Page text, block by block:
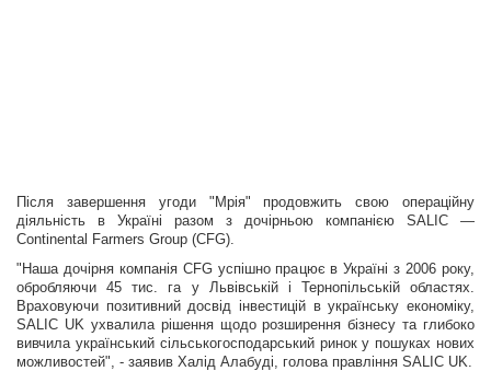
Після завершення угоди "Мрія" продовжить свою операційну
діяльність в Україні разом з дочірньою компанією SALIC —
Continental Farmers Group (CFG).
"Наша дочірня компанія CFG успішно працює в Україні з 2006 року,
обробляючи 45 тис. га у Львівській і Тернопільській областях.
Враховуючи позитивний досвід інвестицій в українську економіку,
SALIC UK ухвалила рішення щодо розширення бізнесу та глибоко
вивчила український сільськогосподарський ринок у пошуках нових
можливостей", - заявив Халід Алабуді, голова правління SALIC UK.